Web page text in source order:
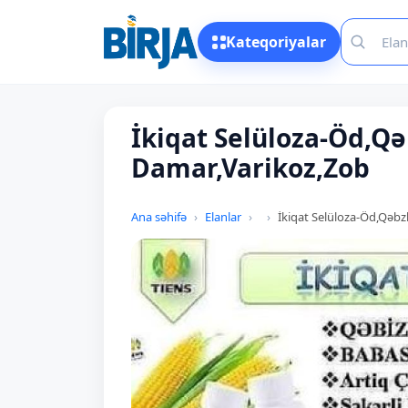
Kateqoriyalar
İkiqat Selüloza-
Damar,Varikoz,Zob
Ana səhifə Elanlar İkiqat Selüloza-